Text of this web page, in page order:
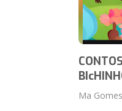
Ma Gomes